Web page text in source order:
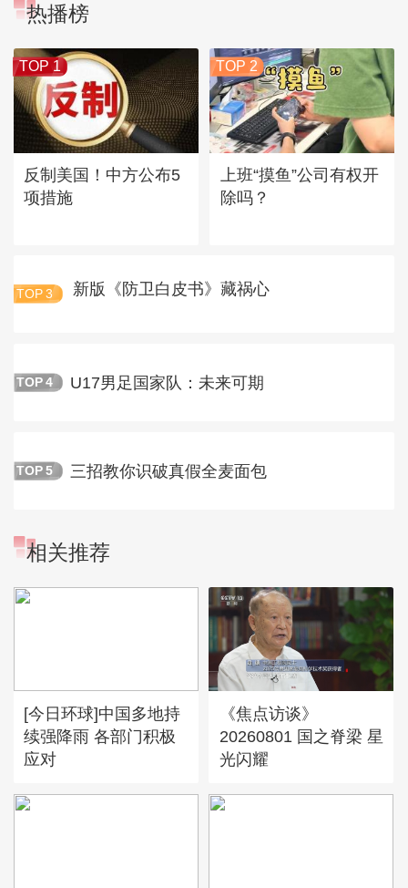
热播榜
TOP 1
反制美国！中方公布5
项措施
TOP 2
上班“摸鱼”公司有权开
除吗？
TOP 3 新版《防卫白皮书》藏祸心
TOP 4 U17男足国家队：未来可期
TOP 5 三招教你识破真假全麦面包
相关推荐
[今日环球]中国多地持
续强降雨 各部门积极
应对
《焦点访谈》
20260801 国之脊梁 星
光闪耀